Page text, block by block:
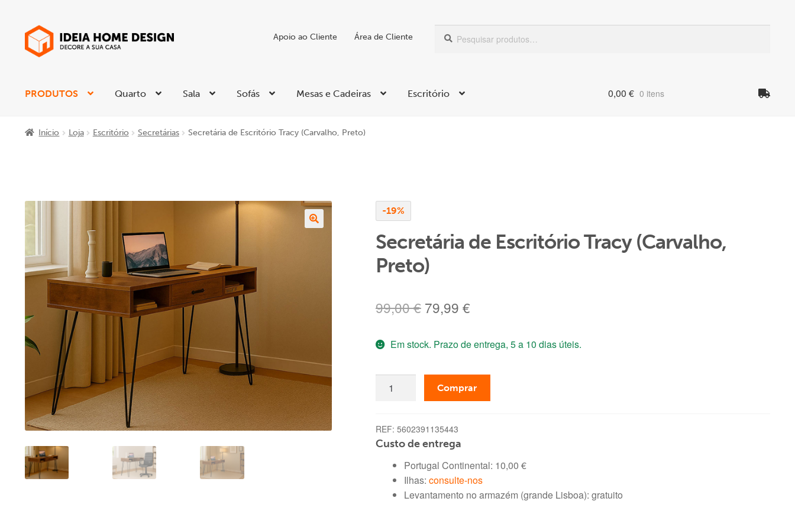
Ir
para
Saltar
para
Apoio ao Cliente Área de Cliente
por:
PRODUTOS Quarto Sala Sofás Mesas e Cadeiras Escritório 0,00€ 0 itens
Início Loja Escritório Secretárias Secretária de Escritório Tracy (Carvalho, Preto)
-19%
Secretária de Escritório Tracy (Carvalho,
Preto)
99,00€ O
original
era:
99,00 €.
79,99 €O
atual
é:
79,99 €.
Em stock. Prazo de entrega, 5 a 10 dias úteis.
de
Escritório
(Carvalho,
Preto)
Comprar
REF: 5602391135443
Custo de entrega
Portugal Continental: 10,00 €
Ilhas: consulte-nos
Levantamento no armazém (grande Lisboa): gratuito